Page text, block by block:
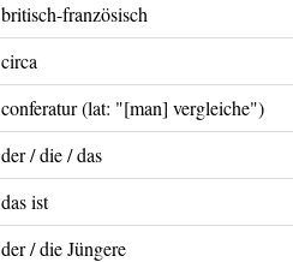
britisch-französisch
circa
conferatur (lat: "[man] vergleiche")
der / die / das
das ist
der / die Jüngere